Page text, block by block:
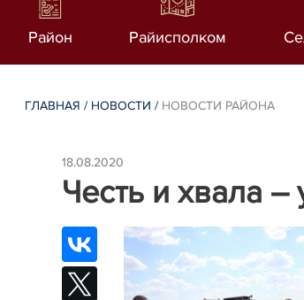
Район Райисполком
ГЛАВНАЯ / НОВОСТИ / НОВОСТИ РАЙОНА
18.08.2020
Честь и хвала